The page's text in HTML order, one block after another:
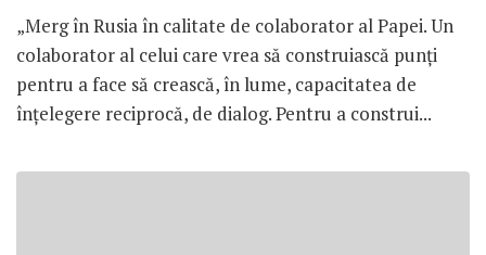
„Merg în Rusia în calitate de colaborator al Papei. Un
colaborator al celui care vrea să construiască punți
pentru a face să crească, în lume, capacitatea de
înțelegere reciprocă, de dialog. Pentru a construi...